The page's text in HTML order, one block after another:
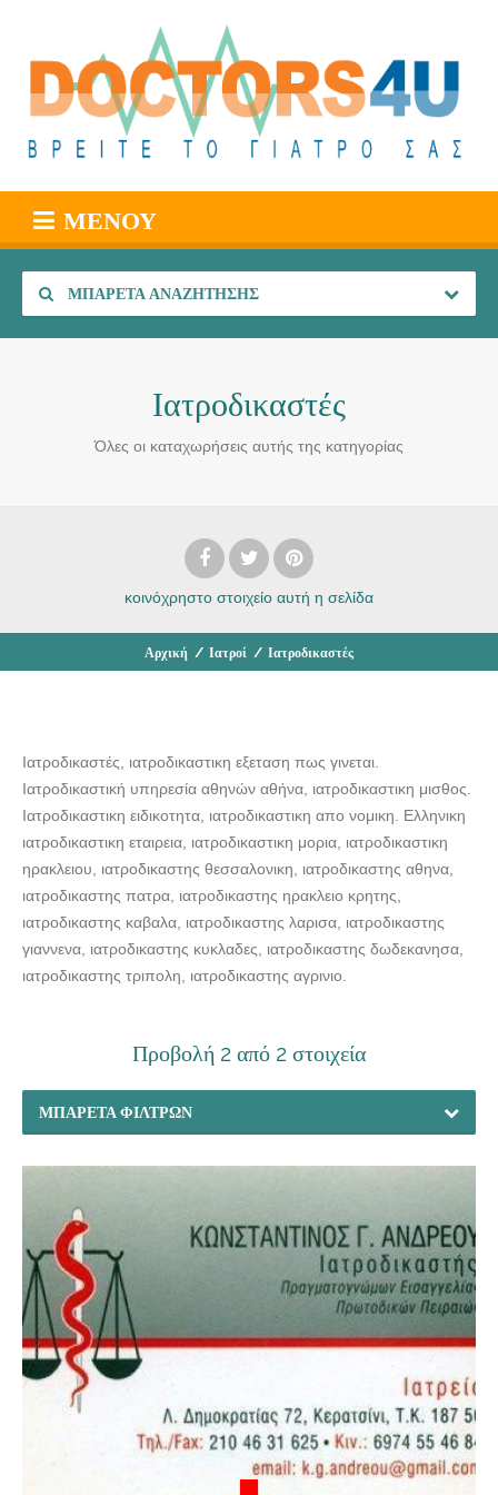
ΜΕΝΟΎ
ΜΠΑΡΈΤΑ ΑΝΑΖΉΤΗΣΗΣ
Ιατροδικαστές
Όλες οι καταχωρήσεις αυτής της κατηγορίας
κοινόχρηστο στοιχείο αυτή η σελίδα
Αρχική / Ιατροί / Ιατροδικαστές
Ιατροδικαστές, ιατροδικαστικη εξεταση πως γινεται.
Ιατροδικαστική υπηρεσία αθηνών αθήνα, ιατροδικαστικη μισθος.
Ιατροδικαστικη ειδικοτητα, ιατροδικαστικη απο νομικη. Ελληνικη
ιατροδικαστικη εταιρεια, ιατροδικαστικη μορια, ιατροδικαστικη
ηρακλειου, ιατροδικαστης θεσσαλονικη, ιατροδικαστης αθηνα,
ιατροδικαστης πατρα, ιατροδικαστης ηρακλειο κρητης,
ιατροδικαστης καβαλα, ιατροδικαστης λαρισα, ιατροδικαστης
γιαννενα, ιατροδικαστης κυκλαδες, ιατροδικαστης δωδεκανησα,
ιατροδικαστης τριπολη, ιατροδικαστης αγρινιο.
Προβολή 2 από 2 στοιχεία
ΜΠΑΡΈΤΑ ΦΊΛΤΡΩΝ